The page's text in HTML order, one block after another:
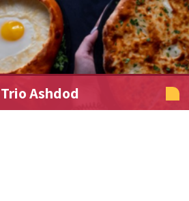
Trio Ashdod